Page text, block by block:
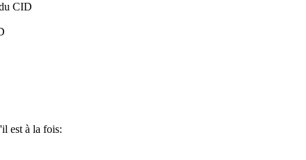
CID
est à la fois: